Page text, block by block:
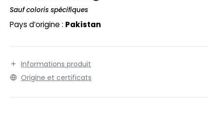
Sauf coloris spécifiques
Pays d’origine : Pakistan
Informations produit
Origine et certificats